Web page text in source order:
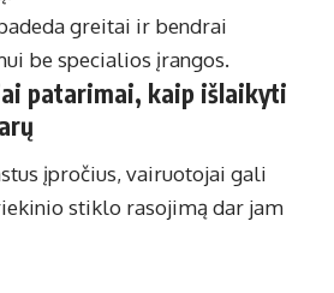
greitai ir bendrai
be specialios įrangos.
patarimai, kaip išlaikyti
įpročius, vairuotojai gali
stiklo rasojimą dar jam